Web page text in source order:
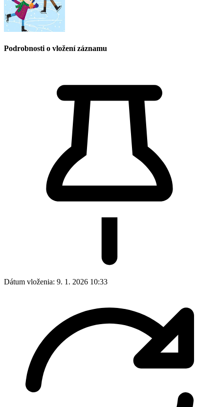
Podrobnosti o vložení záznamu
Dátum vloženia: 9. 1. 2026 10:33